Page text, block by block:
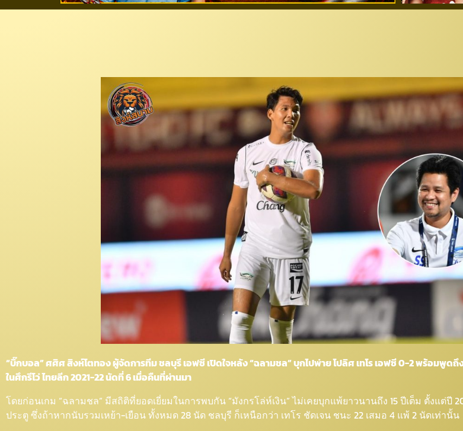
“บิ๊กบอล” ศศิศ สิงห์โตทอง ผู้จัดการทีม ชลบุรี เอฟซี เปิดใจหลัง “ฉลามชล” บุกไปพ่าย โปลิศ เทโร เอฟซี 0-2 พร้อมพูด
ในศึกรีโว่ ไทยลีก 2021-22 นัดที่ 6 เมื่อคืนที่ผ่านมา
โดยก่อนเกม “ฉลามชล” มีสถิติที่ยอดเยี่ยมในการพบกัน “มังกรโล่ห์เงิน” ไม่เคยบุกแพ้ยาวนานถึง 15 ปีเต็ม ตั้งแต่ปี
ประตู ซึ่งถ้าหากนับรวมเหย้า-เยือน ทั้งหมด 28 นัด ชลบุรี ก็เหนือกว่า เทโร ชัดเจน ชนะ 22 เสมอ 4 แพ้ 2 นัดเท่านั้น